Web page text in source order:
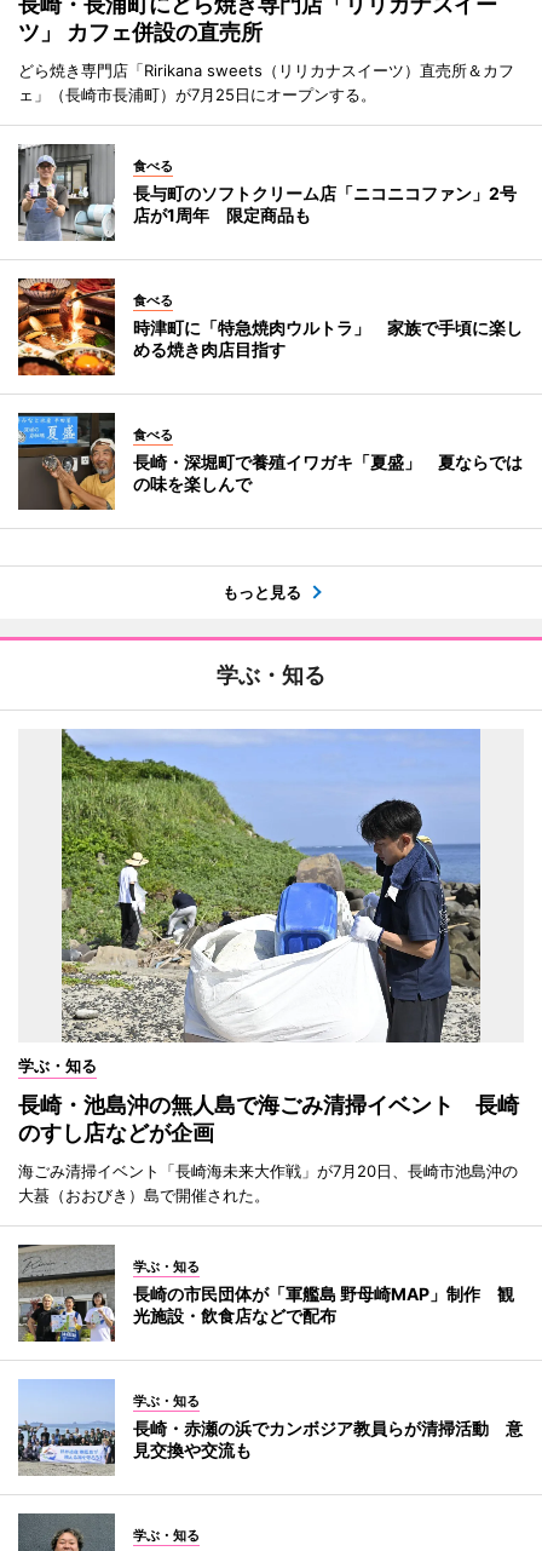
ツ」 カフェ併設の直売所
どら焼き専門店「Ririkana sweets（リリカナスイーツ）直売所＆カフ
ェ」（長崎市長浦町）が7月25日にオープンする。
食べる
長与町のソフトクリーム店「ニコニコファン」2号
店が1周年 限定商品も
食べる
時津町に「特急焼肉ウルトラ」 家族で手頃に楽し
める焼き肉店目指す
食べる
長崎・深堀町で養殖イワガキ「夏盛」 夏ならでは
の味を楽しんで
もっと見る
学ぶ・知る
学ぶ・知る
長崎・池島沖の無人島で海ごみ清掃イベント 長崎
のすし店などが企画
海ごみ清掃イベント「長崎海未来大作戦」が7月20日、長崎市池島沖の
大蟇（おおびき）島で開催された。
学ぶ・知る
長崎の市民団体が「軍艦島 野母崎MAP」制作 観
光施設・飲食店などで配布
学ぶ・知る
長崎・赤瀬の浜でカンボジア教員らが清掃活動 意
見交換や交流も
学ぶ・知る